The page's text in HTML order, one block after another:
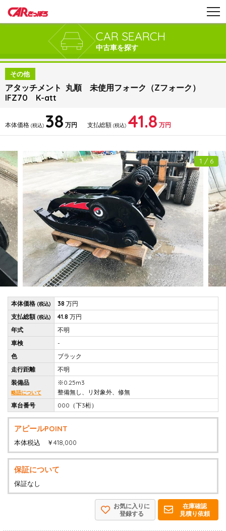
CAR SEARCH
中古車を探す
その他
アタッチメント 丸順 未使用フォーク（Zフォーク）
IFZ70 K-att
本体価格 (税込) 38 万円 支払総額 (税込) 41.8 万円
1 / 6
本体価格 (税込) 38 万円
支払総額 (税込) 41.8 万円
年式
不明
車検
-
色
ブラック
走行距離
不明
装備品
略語について
※0.25m3
整備無し、リ対象外、修無
車台番号
000（下3桁）
アピールPOINT
本体税込 ￥418,000
保証について
保証なし
在庫確認
見積り依頼
お気に入りに
登録する